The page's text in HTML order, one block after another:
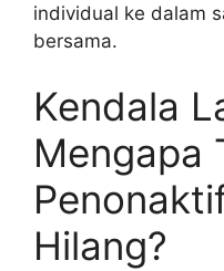
individual ke dalam
bersama.
Kendala
Mengapa
Hilang?